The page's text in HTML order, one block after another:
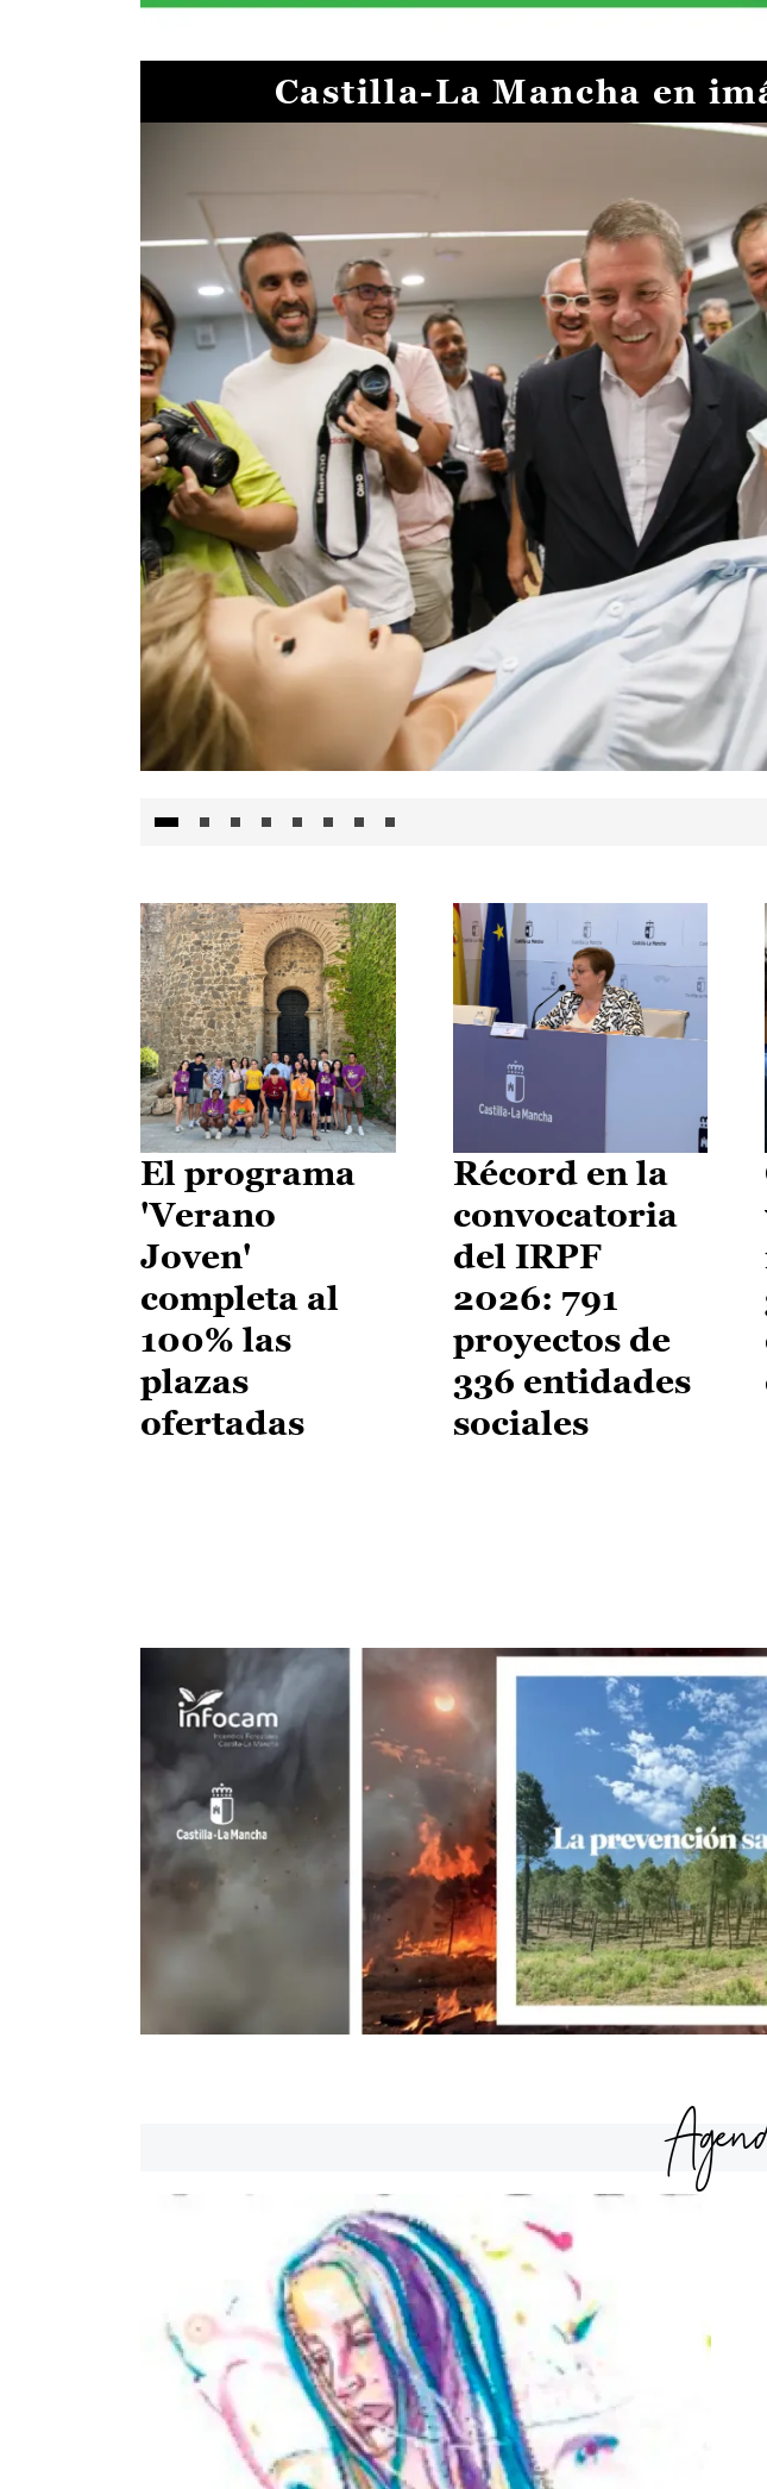
Castilla-La Mancha en
El programa
'Verano
Joven'
completa al
100% las
plazas
ofertadas
Récord en la
convocatoria
del IRPF
2026: 791
proyectos de
336 entidades
sociales